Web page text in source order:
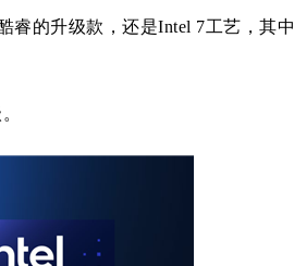
的升级款，还是Intel 7工艺，其中